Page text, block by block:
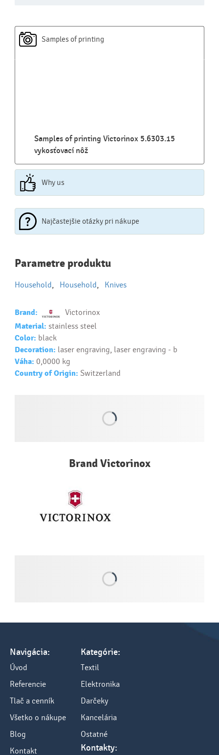
Samples of printing
Samples of printing Victorinox 5.6303.15
vykosťovací nôž
Why us
Najčastejšie otázky pri nákupe
Najčastejšie otázky pri nákupe
reklamných predmetov
Ako realizujete potlač na reklamné premedy?
Ako si vybrať správny predmet?
Text...
Parametre produktu
Household Household Knives
Brand: Victorinox
Material: stainless steel
Color: black
Decoration: laser engraving, laser engraving - b
Váha: 0,0000 kg
Country of Origin: Switzerland
Brand Victorinox
Navigácia:
Úvod
Referencie
Tlač a cenník
Všetko o nákupe
Blog
Kontakt
Kategórie:
Textil
Elektronika
Darčeky
Kancelária
Ostatné
Kontakty: